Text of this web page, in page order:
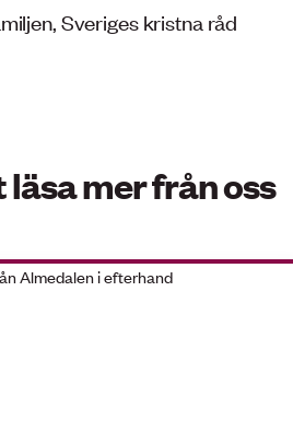
Sveriges kristna råd
mer från oss